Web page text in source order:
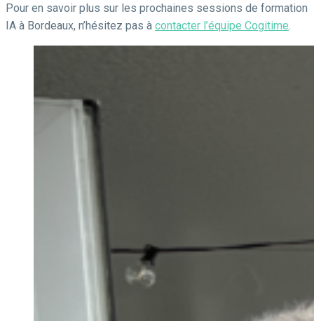
Pour en savoir plus sur les prochaines sessions de formation
IA à Bordeaux, n’hésitez pas à contacter l’équipe Cogitime.